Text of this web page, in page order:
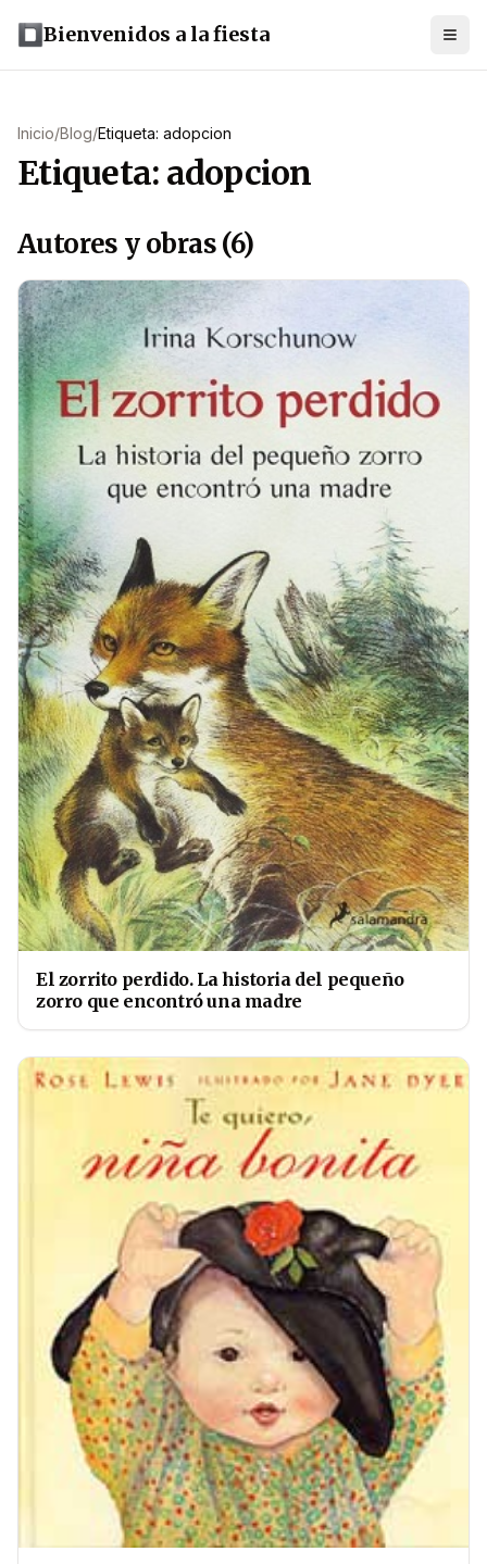
Bienvenidos a la fiesta
Inicio/Blog/Etiqueta: adopcion
Etiqueta: adopcion
Autores y obras (6)
El zorrito perdido. La historia del pequeño
zorro que encontró una madre